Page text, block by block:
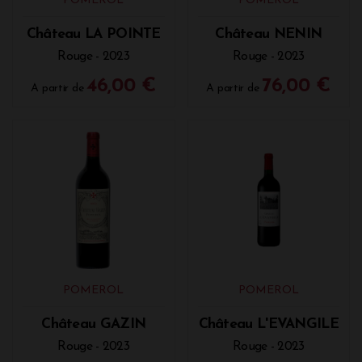
Suggestion
: Magret de canard grillé avec une sauce
au poivre noir ou une réduction de fruits rouges.
Pomerol. Les tannins souples du vin complètent la
: Entrecôte grillée ou pièce de bœuf en
Le Pomerol s’avère être un excellent compagnon
des fromages affinés et fromages secs. Le vin
à pâte molle et crémeuse, tels que le Brie de Meaux
ou le Saint-Nectaire, mais il s’harmonise également
avec des fromages plus robustes comme le
Château LA POINTE
Rouge - 2023
A partir de 46,00 €
Château NENIN
Rouge - 2023
A partir de 76,00 €
POMEROL
Château GAZIN
Rouge - 2023
POMEROL
Château L'EVANGILE
Rouge - 2023